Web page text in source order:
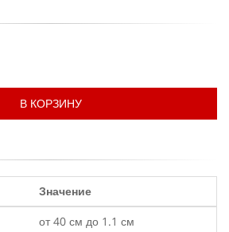
В КОРЗИНУ
Значение
от 40 см до 1.1 см